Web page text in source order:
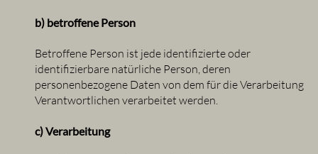
b) betroffene Person
Betroffene Person ist jede identifizierte oder
identifizierbare natürliche Person, deren
personenbezogene Daten von dem für die Verarbeitung
Verantwortlichen verarbeitet werden.
c) Verarbeitung